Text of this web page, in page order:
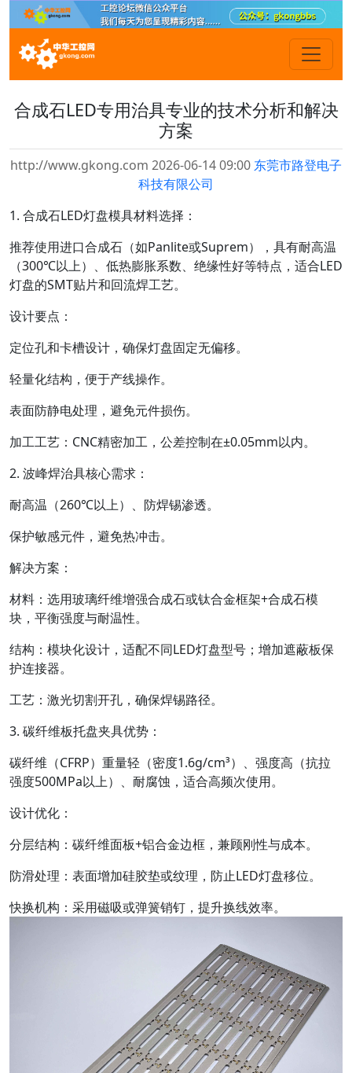
合成石LED专用治具专业的技术分析和解决
方案
http://www.gkong.com 2026-06-14 09:00 东莞市路登电子
科技有限公司
1. 合成石LED灯盘模具材料选择：
推荐使用进口合成石（如Panlite或Suprem），具有耐高温
（300℃以上）、低热膨胀系数、绝缘性好等特点，适合LED
灯盘的SMT贴片和回流焊工艺。
设计要点：
定位孔和卡槽设计，确保灯盘固定无偏移。
轻量化结构，便于产线操作。
表面防静电处理，避免元件损伤。
加工工艺：CNC精密加工，公差控制在±0.05mm以内。
2. 波峰焊治具核心需求：
耐高温（260℃以上）、防焊锡渗透。
保护敏感元件，避免热冲击。
解决方案：
材料：选用玻璃纤维增强合成石或钛合金框架+合成石模
块，平衡强度与耐温性。
结构：模块化设计，适配不同LED灯盘型号；增加遮蔽板保
护连接器。
工艺：激光切割开孔，确保焊锡路径。
3. 碳纤维板托盘夹具优势：
碳纤维（CFRP）重量轻（密度1.6g/cm³）、强度高（抗拉
强度500MPa以上）、耐腐蚀，适合高频次使用。
设计优化：
分层结构：碳纤维面板+铝合金边框，兼顾刚性与成本。
防滑处理：表面增加硅胶垫或纹理，防止LED灯盘移位。
快换机构：采用磁吸或弹簧销钉，提升换线效率。